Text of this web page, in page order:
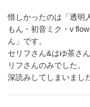
惜しかったのは「透明
もん・初音ミク・v
ん」です。
セリフさん&はゆ茶さ
リフさんのみでした。
深読みしてしまいまし